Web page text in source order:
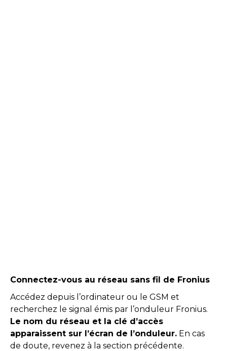
Connectez-vous au réseau sans fil de Fronius
Accédez depuis l’ordinateur ou le GSM et
recherchez le signal émis par l’onduleur Fronius.
Le nom du réseau et la clé d’accès
apparaissent sur l’écran de l’onduleur. En cas
de doute, revenez à la section précédente.